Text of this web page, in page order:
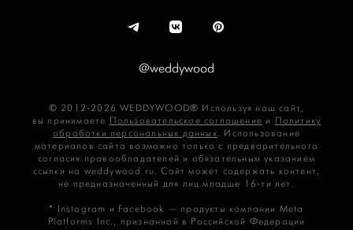
@weddywood
© 2012-2026 WEDDYWOOD® Используя наш сайт,
вы принимаете
Пользовательское соглашение и
Политику
обработки персональных данных. Использование
материалов сайта возможно только с предварительного
согласия правообладателей и обязательным указанием
ссылки на weddywood.ru. Сайт может содержать контент,
не предназначенный для лиц младше 16‑ти лет.
* Instagram и Facebook — продукты компании Meta
Platforms Inc., признанной в Российской Федерации